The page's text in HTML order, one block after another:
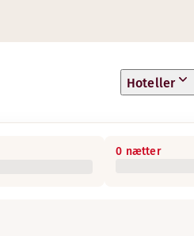
Hoteller
0 nætter